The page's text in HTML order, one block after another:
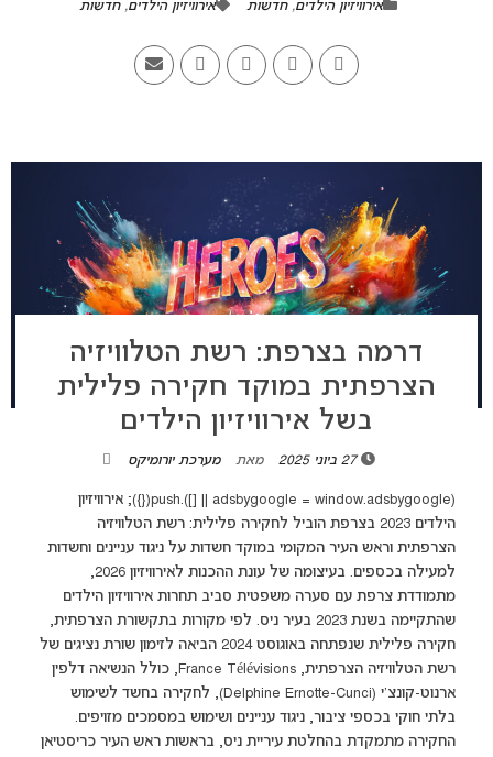
אירוויזיון הילדים,חדשות אירוויזיון הילדים,חדשות
דרמה בצרפת: רשת הטלוויזיה
הצרפתית במוקד חקירה פלילית
בשל אירוויזיון הילדים
27 ביוני 2025 מאת מערכת יורומיקס
(adsbygoogle = window.adsbygoogle || []).push({}); אירוויזיון
הילדים 2023 בצרפת הוביל לחקירה פלילית: רשת הטלוויזיה
הצרפתית וראש העיר המקומי במוקד חשדות על ניגוד עניינים וחשדות
למעילה בכספים. בעיצומה של עונת ההכנות לאירוויזיון 2026,
מתמודדת צרפת עם סערה משפטית סביב תחרות אירוויזיון הילדים
שהתקיימה בשנת 2023 בעיר ניס. לפי מקורות בתקשורת הצרפתית,
חקירה פלילית שנפתחה באוגוסט 2024 הביאה לזימון שורת נציגים של
רשת הטלוויזיה הצרפתית, France Télévisions, כולל הנשיאה דלפין
ארנוט-קונצ'י (Delphine Ernotte-Cunci), לחקירה בחשד לשימוש
בלתי חוקי בכספי ציבור, ניגוד עניינים ושימוש במסמכים מזויפים.
החקירה מתמקדת בהחלטת עיריית ניס, בראשות ראש העיר כריסטיאן